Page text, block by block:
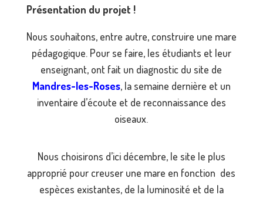
Présentation du projet !
Nous souhaitons, entre autre, construire une mare
pédagogique. Pour se faire, les étudiants et leur
enseignant, ont fait un diagnostic du site de
Mandres-les-Roses, la semaine dernière et un
inventaire d’écoute et de reconnaissance des
oiseaux.
Nous choisirons d’ici décembre, le site le plus
approprié pour creuser une mare en fonction des
espèces existantes, de la luminosité et de la